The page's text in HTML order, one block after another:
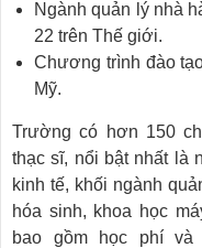
Ngành quản lý nhà
22 trên Thế giới.
Chương trình đào
Mỹ.
Trường có hơn 150
thạc sĩ, nổi bật nhất là
kinh tế, khối ngành
hóa sinh, khoa học
bao gồm học phí